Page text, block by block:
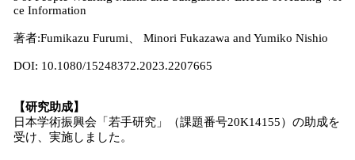
ce Information
著者:Fumikazu Furumi、 Minori Fukazawa and Yumiko Nishio
DOI: 10.1080/15248372.2023.2207665
【研究助成】
日本学術振興会「若手研究」（課題番号20K14155）の助成を
受け、実施しました。